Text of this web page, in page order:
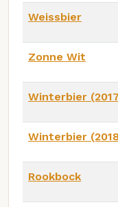
Weissbier
Zonne Wit
Winterbier
Winterbier
Rookbock